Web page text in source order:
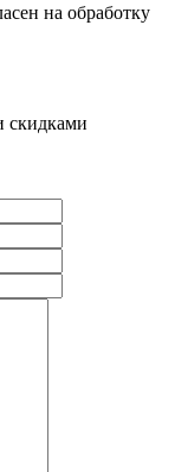
на обработку
скидками